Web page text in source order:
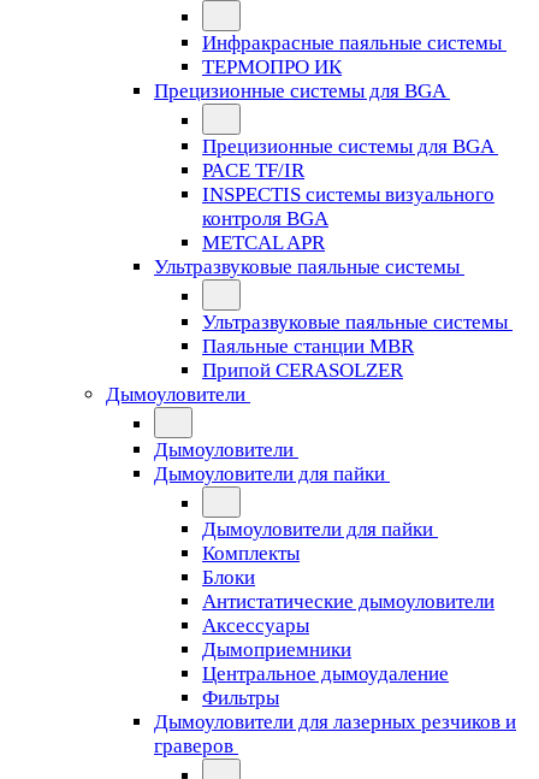
Инфракрасные паяльные системы
ТЕРМОПРО ИК
Прецизионные системы для BGA
Прецизионные системы для BGA
PACE TF/IR
INSPECTIS системы визуального
контроля BGA
METCAL APR
Ультразвуковые паяльные системы
Ультразвуковые паяльные системы
Паяльные станции MBR
Припой CERASOLZER
Дымоуловители
Дымоуловители
Дымоуловители для пайки
Дымоуловители для пайки
Комплекты
Блоки
Антистатические дымоуловители
Аксессуары
Дымоприемники
Центральное дымоудаление
Фильтры
Дымоуловители для лазерных резчиков и
граверов